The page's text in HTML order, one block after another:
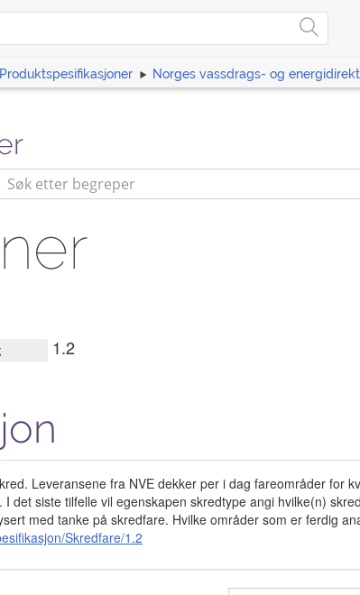
Norges vassdrags- og
1.2
Leveransene fra NVE dekker per i dag fareområder for
det siste tilfelle vil egenskapen skredtype angi hvilke(n)
med tanke på skredfare. Hvilke områder som er ferdig
Skredfare/1.2